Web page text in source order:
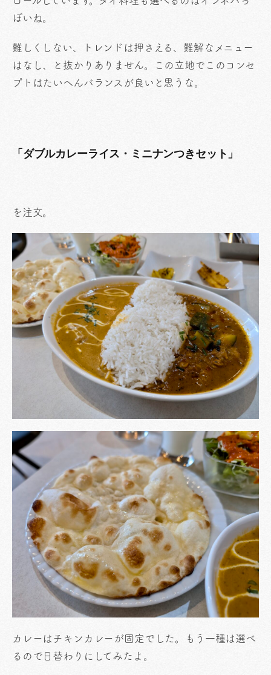
ぽいね。
難しくしない、トレンドは押さえる、難解なメニュー
はなし、と抜かりありません。この立地でこのコンセ
プトはたいへんバランスが良いと思うな。
「ダブルカレーライス・ミニナンつきセット」
を注文。
カレーはチキンカレーが固定でした。もう一種は選べ
るので日替わりにしてみたよ。